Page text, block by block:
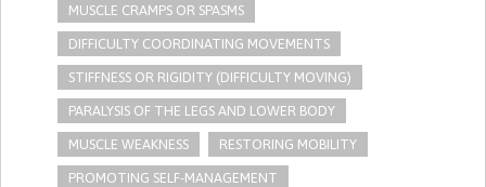
MUSCLE CRAMPS OR SPASMS
DIFFICULTY COORDINATING MOVEMENTS
STIFFNESS OR RIGIDITY (DIFFICULTY MOVING)
PARALYSIS OF THE LEGS AND LOWER BODY
MUSCLE WEAKNESS RESTORING MOBILITY
PROMOTING SELF-MANAGEMENT